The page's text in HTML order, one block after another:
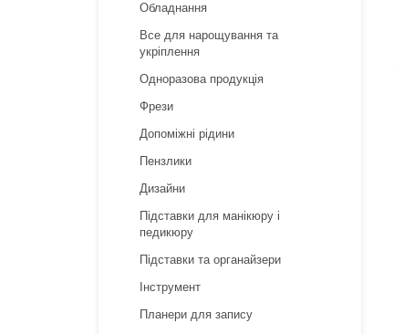
Обладнання
Все для нарощування та
укріплення
Одноразова продукція
Фрези
Допоміжні рідини
Пензлики
Дизайни
Підставки для манікюру і
педикюру
Підставки та органайзери
Інструмент
Планери для запису